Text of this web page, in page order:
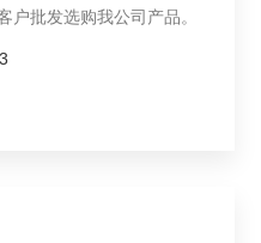
批发选购我公司产品。